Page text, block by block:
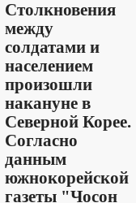
Столкновения
между
солдатами и
населением
произошли
накануне в
Северной Корее.
Согласно
данным
южнокорейской
газеты "Чосон